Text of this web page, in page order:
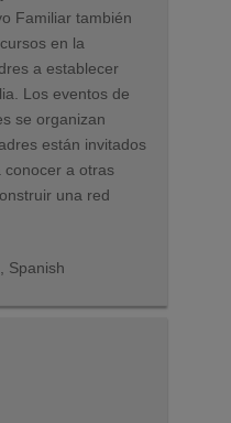
Familiar también
en la
a establecer
Los eventos de
se organizan
están invitados
conocer a otras
una red
Spanish